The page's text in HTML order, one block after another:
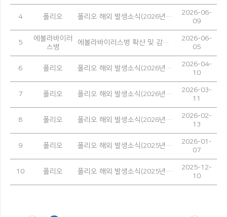
4 폴리오 폴리오 해외 발생소식(2026년 4월)
2026-06-
09
5
에볼라바이러
스병
에볼라바이러스병 확산 및 감염 예방을 위한 안내
2026-06-
05
6 폴리오 폴리오 해외 발생소식(2026년 3월)
2026-04-
10
7 폴리오 폴리오 해외 발생소식(2026년 2월)
2026-03-
11
8 폴리오 폴리오 해외 발생소식(2026년 1월)
2026-02-
13
9 폴리오 폴리오 해외 발생소식(2025년 12월)
2026-01-
07
10 폴리오 폴리오 해외 발생소식(2025년 11월)
2025-12-
10